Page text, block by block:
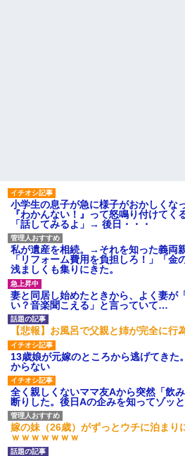
小学生の息子が急に様子がおかしくな
『わかんない！』って怒鳴り付けてく
「話してみるよ」→ 後日・・・
私が遺産を相続。→それを知った義両
「リフォーム費用を負担しろ！」「金
浅ましくも集りにきた。
妻と同居し始めたときから、よく妻が
い？音楽聞こえる」と言っていて…
【悲報】お風呂で父親と姉が完全に行
13歳娘が元嫁のところから逃げてきた
からない
全く親しくないママ友Aから突然「飲
断りした。後日Aの企みを知ってゾッ
嫁の妹（26歳）がずっとウチに泊ま
ｗｗｗｗｗｗｗ